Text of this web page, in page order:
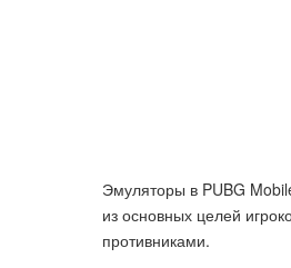
Эмуляторы в PUBG
из основных целей
противниками.